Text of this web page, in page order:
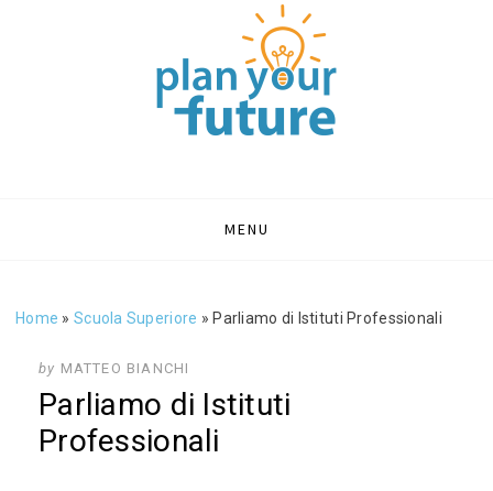
PLAN YOUR
FUTURE | BLOG
ORIENTAMENTO
Portale sull'orientamento e formazione
MENU
Home » Scuola Superiore » Parliamo di Istituti Professionali
by MATTEO BIANCHI
Parliamo di Istituti
Professionali